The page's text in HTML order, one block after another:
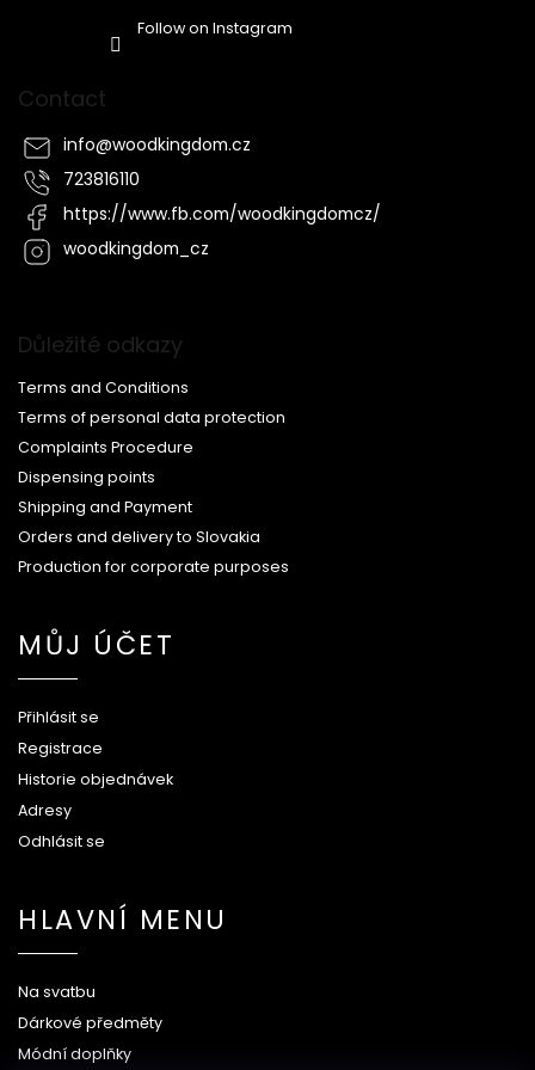
Follow on Instagram
Contact
info@woodkingdom.cz
723816110
https://www.fb.com/woodkingdomcz/
woodkingdom_cz
Důležité odkazy
Terms and Conditions
Terms of personal data protection
Complaints Procedure
Dispensing points
Shipping and Payment
Orders and delivery to Slovakia
Production for corporate purposes
MŮJ ÚČET
Přihlásit se
Registrace
Historie objednávek
Adresy
Odhlásit se
HLAVNÍ MENU
Na svatbu
Dárkové předměty
Módní doplňky